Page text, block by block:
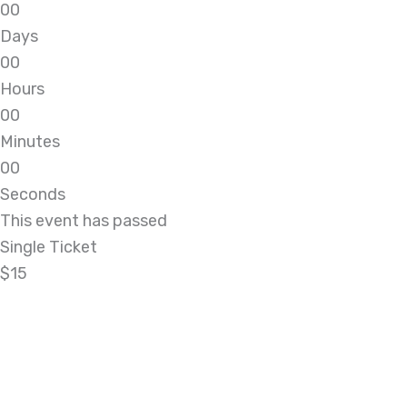
00
Days
00
Hours
00
Minutes
00
Seconds
This event has passed
Single Ticket
$15